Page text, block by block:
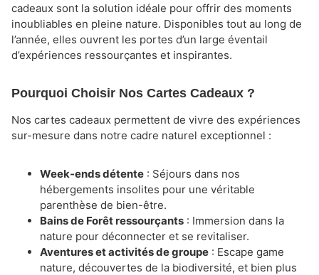
cadeaux sont la solution idéale pour offrir des moments
inoubliables en pleine nature. Disponibles tout au long de
l’année, elles ouvrent les portes d’un large éventail
d’expériences ressourçantes et inspirantes.
Pourquoi Choisir Nos Cartes Cadeaux ?
Nos cartes cadeaux permettent de vivre des expériences
sur-mesure dans notre cadre naturel exceptionnel :
Week-ends détente : Séjours dans nos
hébergements insolites pour une véritable
parenthèse de bien-être.
Bains de Forêt ressourçants : Immersion dans la
nature pour déconnecter et se revitaliser.
Aventures et activités de groupe : Escape game
nature, découvertes de la biodiversité, et bien plus